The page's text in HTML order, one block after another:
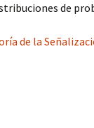
de
de la